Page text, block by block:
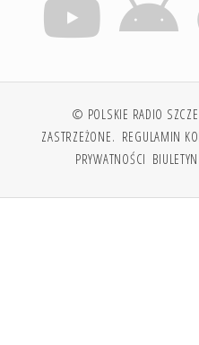
© POLSKIE RADIO
ZASTRZEŻONE. REGULAMIN
PRYWATNOŚCI